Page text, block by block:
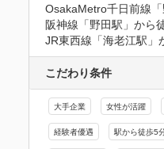
OsakaMetro千日前線
阪神線「野田駅」から
JR東西線「海老江駅」
こだわり条件
大手企業 女性が活躍
経験者優遇 駅から徒歩5